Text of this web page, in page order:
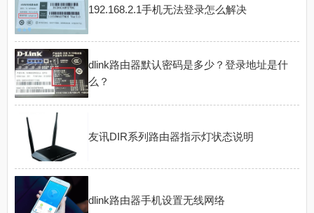
192.168.2.1手机无法登录怎么解决
dlink路由器默认密码是多少？登录地址是什
么？
友讯DIR系列路由器指示灯状态说明
dlink路由器手机设置无线网络